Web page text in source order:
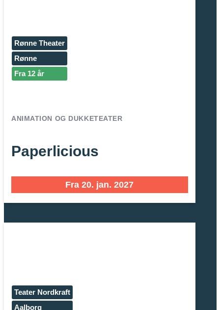
Rønne Theater
Rønne
Fra 12 år
ANIMATION OG DUKKETEATER
Paperlicious
Fra 20. jan. 2027
Teater Nordkraft
Aalborg